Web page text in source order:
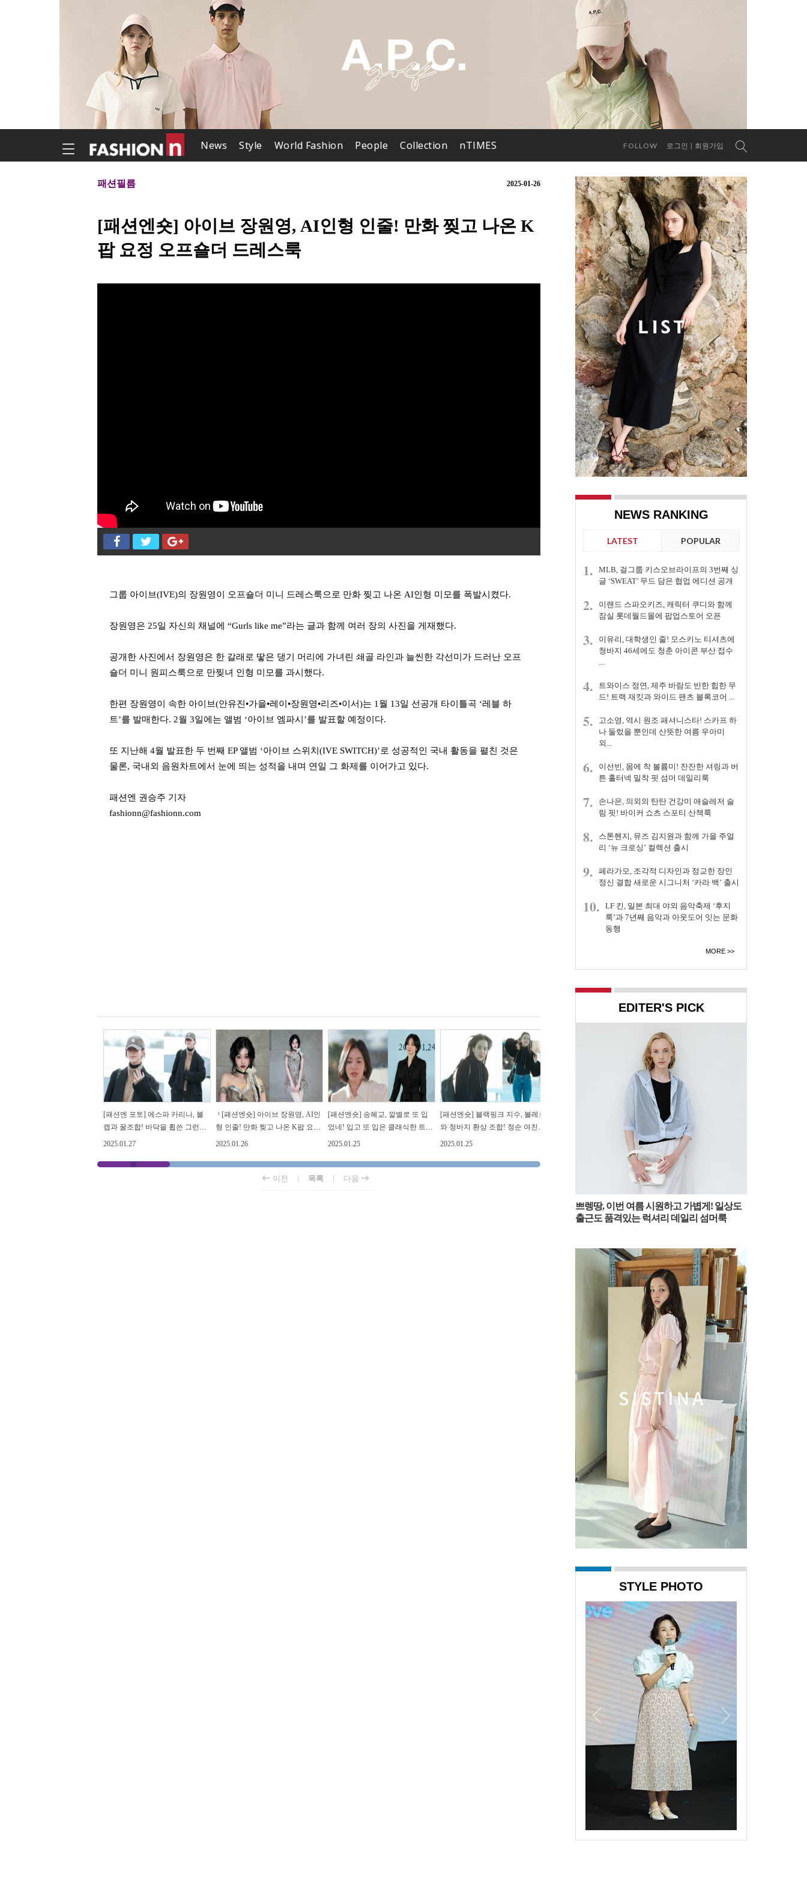
News Style World Fashion People Collection nTIMES FOLLOW 로그인 회원가입
패션필름 2025-01-26
[패션엔숏] 아이브 장원영, AI인형 인줄! 만화 찢고 나온 K
팝 요정 오프숄더 드레스룩
그룹 아이브(IVE)의 장원영이 오프숄더 미니 드레스룩으로 만화 찢고 나온 AI인형 미모를 폭발시켰다.
장원영은 25일 자신의 채널에 “Gurls like me”라는 글과 함께 여러 장의 사진을 게재했다.
공개한 사진에서 장원영은 한 갈래로 땋은 댕기 머리에 가녀린 쇄골 라인과 늘씬한 각선미가 드러난 오프
숄더 미니 원피스룩으로 만찢녀 인형 미모를 과시했다.
한편 장원영이 속한 아이브(안유진•가을•레이•장원영•리즈•이서)는 1월 13일 선공개 타이틀곡 ‘레블 하
트’를 발매한다. 2월 3일에는 앨범 ‘아이브 엠파시’를 발표할 예정이다.
또 지난해 4월 발표한 두 번째 EP 앨범 ‘아이브 스위치(IVE SWITCH)’로 성공적인 국내 활동을 펼친 것은
물론, 국내외 음원차트에서 눈에 띄는 성적을 내며 연일 그 화제를 이어가고 있다.
패션엔 권승주 기자
fashionn@fashionn.com
[패션엔 포토] 에스파 카리나, 볼
캡과 꿀조합! 바닥을 휩쓴 그런지
맥시 코트룩 미국 출국길
2025.01.27
[패션엔숏] 아이브 장원영, AI인
형 인줄! 만화 찢고 나온 K팝 요정
오프숄더 드레스룩
2025.01.26
[패션엔숏] 송혜교, 깔별로 또 입
었네! 입고 또 입은 클래식한 트렌
치 재킷 어디꺼?
2025.01.25
[패션엔숏] 블랙핑크 지수, 볼레로
와 청바지 환상 조합! 청순 여친룩
파리 출국
2025.01.25
[패션엔숏] 유이, 수수해서 더 예
쁜 ‘바닷마을’ 요시노! 하프 코트
[패션엔숏] 김혜수, 컬투쇼 출근
길! 라이더 재킷으로 끝낸 자유분
방 보헤미안룩
2025.01.24
이전 | 목록 | 다음
NEWS RANKING
LATEST POPULAR
1.
MLB, 걸그룹 키스오브라이프의 3번째 싱
글 ‘SWEAT’ 무드 담은 협업 에디션 공개
2.
이랜드 스파오키즈, 캐릭터 쿠디와 함께
잠실 롯데월드몰에 팝업스토어 오픈
3.
이유리, 대학생인 줄! 모스키노 티셔츠에
청바지 46세에도 청춘 아이콘 부산 접수
...
4.
트와이스 정연, 제주 바람도 반한 힙한 무
드! 트랙 재킷과 와이드 팬츠 블록코어 ...
5.
고소영, 역시 원조 패셔니스타! 스카프 하
나 둘렀을 뿐인데 산뜻한 여름 우아미
외...
6.
이선빈, 몸에 착 볼륨미! 잔잔한 셔링과 버
튼 홀터넥 밀착 핏 섬머 데일리룩
7.
손나은, 의외의 탄탄 건강미 애슬레저 슬
림 핏! 바이커 쇼츠 스포티 산책룩
8.
스톤헨지, 뮤즈 김지원과 함께 가을 주얼
리 ‘뉴 크로싱’ 컬렉션 출시
9.
페라가모, 조각적 디자인과 정교한 장인
정신 결합 새로운 시그니처 ‘카라 백’ 출시
10.
LF 킨, 일본 최대 야외 음악축제 ‘후지
룩’과 7년째 음악과 아웃도어 잇는 문화
동행
MORE
EDITER'S PICK
쁘렝땅, 이번 여름 시원하고 가볍게! 일상도
출근도 품격있는 럭셔리 데일리 섬머룩
STYLE PHOTO